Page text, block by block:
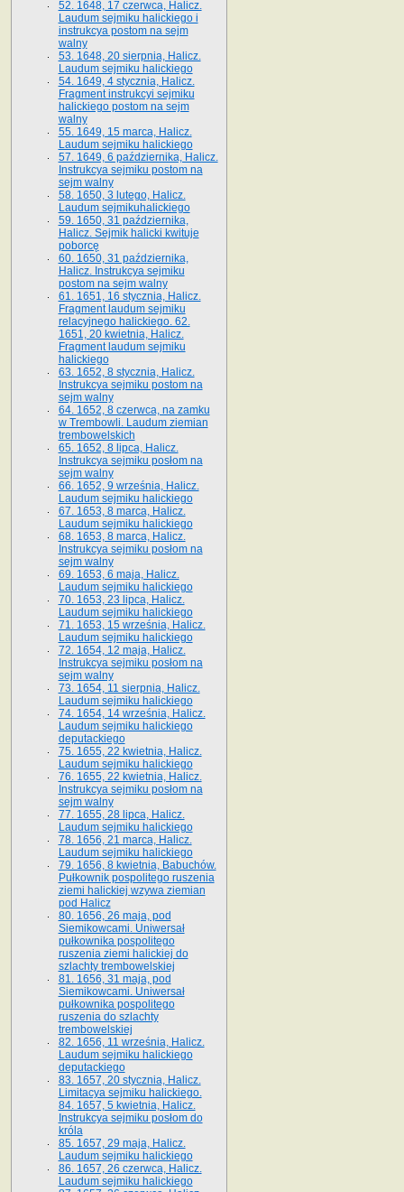
52. 1648, 17 czerwca, Halicz.
Laudum sejmiku halickiego i
instrukcya postom na sejm
walny
53. 1648, 20 sierpnia, Halicz.
Laudum sejmiku halickiego
54. 1649, 4 stycznia, Halicz.
Fragment instrukcyi sejmiku
halickiego postom na sejm
walny
55. 1649, 15 marca, Halicz.
Laudum sejmiku halickiego
57. 1649, 6 października, Halicz.
Instrukcya sejmiku postom na
sejm walny
58. 1650, 3 lutego, Halicz.
Laudum sejmikuhalickiego
59. 1650, 31 października,
Halicz. Sejmik halicki kwituje
poborcę
60. 1650, 31 października,
Halicz. Instrukcya sejmiku
postom na sejm walny
61. 1651, 16 stycznia, Halicz.
Fragment laudum sejmiku
relacyjnego halickiego. 62.
1651, 20 kwietnia, Halicz.
Fragment laudum sejmiku
halickiego
63. 1652, 8 stycznia, Halicz.
Instrukcya sejmiku postom na
sejm walny
64. 1652, 8 czerwca, na zamku
w Trembowli. Laudum ziemian
trembowelskich
65. 1652, 8 lipca, Halicz.
Instrukcya sejmiku posłom na
sejm walny
66. 1652, 9 września, Halicz.
Laudum sejmiku halickiego
67. 1653, 8 marca, Halicz.
Laudum sejmiku halickiego
68. 1653, 8 marca, Halicz.
Instrukcya sejmiku posłom na
sejm walny
69. 1653, 6 maja, Halicz.
Laudum sejmiku halickiego
70. 1653, 23 lipca, Halicz.
Laudum sejmiku halickiego
71. 1653, 15 września, Halicz.
Laudum sejmiku halickiego
72. 1654, 12 maja, Halicz.
Instrukcya sejmiku posłom na
sejm walny
73. 1654, 11 sierpnia, Halicz.
Laudum sejmiku halickiego
74. 1654, 14 września, Halicz.
Laudum sejmiku halickiego
deputackiego
75. 1655, 22 kwietnia, Halicz.
Laudum sejmiku halickiego
76. 1655, 22 kwietnia, Halicz.
Instrukcya sejmiku posłom na
sejm walny
77. 1655, 28 lipca, Halicz.
Laudum sejmiku halickiego
78. 1656, 21 marca, Halicz.
Laudum sejmiku halickiego
79. 1656, 8 kwietnia, Babuchów.
Pułkownik pospolitego ruszenia
ziemi halickiej wzywa ziemian
pod Halicz
80. 1656, 26 maja, pod
Siemikowcami. Uniwersał
pułkownika pospolitego
ruszenia ziemi halickiej do
szlachty trembowelskiej
81. 1656, 31 maja, pod
Siemikowcami. Uniwersał
pułkownika pospolitego
ruszenia do szlachty
trembowelskiej
82. 1656, 11 września, Halicz.
Laudum sejmiku halickiego
deputackiego
83. 1657, 20 stycznia, Halicz.
Limitacya sejmiku halickiego.
84. 1657, 5 kwietnia, Halicz.
Instrukcya sejmiku posłom do
króla
85. 1657, 29 maja, Halicz.
Laudum sejmiku halickiego
86. 1657, 26 czerwca, Halicz.
Laudum sejmiku halickiego